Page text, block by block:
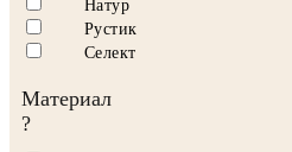
Натур
Рустик
Селект
Материал
?